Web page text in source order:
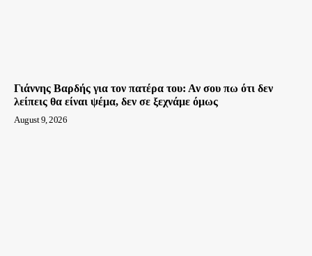
Γιάννης Βαρδής για τον πατέρα του: Αν σου πω ότι δεν
λείπεις θα είναι ψέμα, δεν σε ξεχνάμε όμως
August 9, 2026